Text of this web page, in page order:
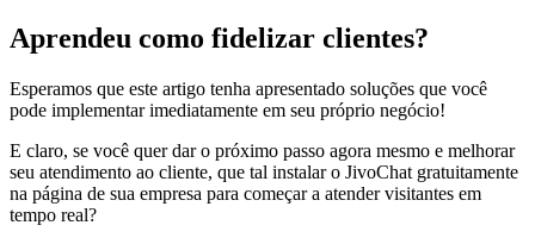
Aprendeu como fidelizar clientes?
Esperamos que este artigo tenha apresentado soluções que você
pode implementar imediatamente em seu próprio negócio!
E claro, se você quer dar o próximo passo agora mesmo e melhorar
seu atendimento ao cliente, que tal instalar o JivoChat gratuitamente
na página de sua empresa para começar a atender visitantes em
tempo real?